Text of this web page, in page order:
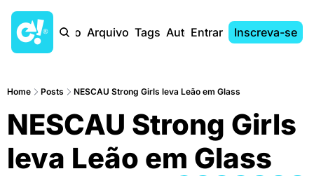
Início Arquivo Tags AutoresEntrar Inscreva-se
Home Posts NESCAU Strong Girls leva Leão em Glass
NESCAU Strong Girls
leva Leão em Glass